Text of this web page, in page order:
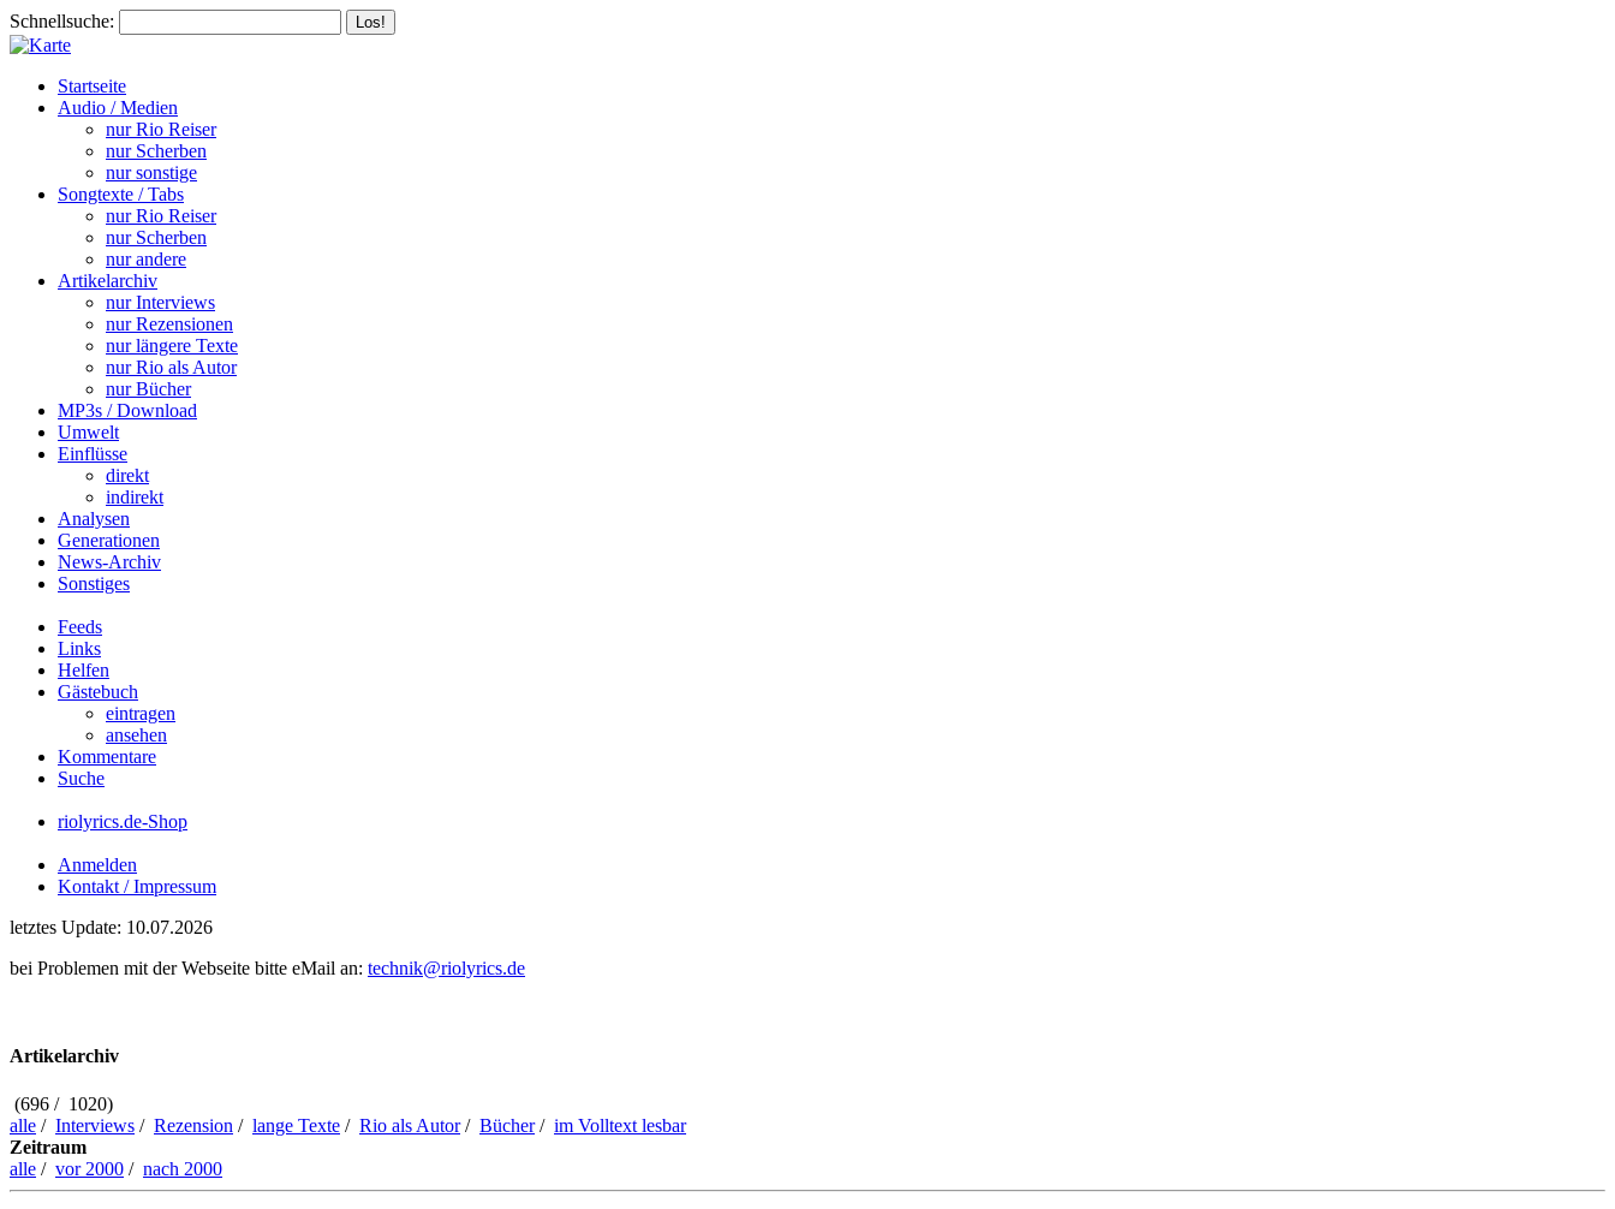
Schnellsuche:
Startseite
Audio / Medien
nur Rio Reiser
nur Scherben
nur sonstige
Songtexte / Tabs
nur Rio Reiser
nur Scherben
nur andere
Artikelarchiv
nur Interviews
nur Rezensionen
nur längere Texte
nur Rio als Autor
nur Bücher
MP3s / Download
Umwelt
Einflüsse
direkt
indirekt
Analysen
Generationen
News-Archiv
Sonstiges
Feeds
Links
Helfen
Gästebuch
eintragen
ansehen
Kommentare
Suche
riolyrics.de-Shop
Anmelden
Kontakt / Impressum
letztes Update: 10.07.2026
bei Problemen mit der Webseite bitte eMail an: technik@riolyrics.de
Artikelarchiv
(696 / 1020)
alle / Interviews / Rezension / lange Texte / Rio als Autor/ Bücher/ im Volltext lesbar
Zeitraum
alle / vor 2000 / nach 2000